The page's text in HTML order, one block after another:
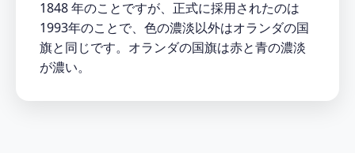
1848 年のことですが、正式に採用されたのは
1993年のことで、色の濃淡以外はオランダの国
旗と同じです。オランダの国旗は赤と青の濃淡
が濃い。